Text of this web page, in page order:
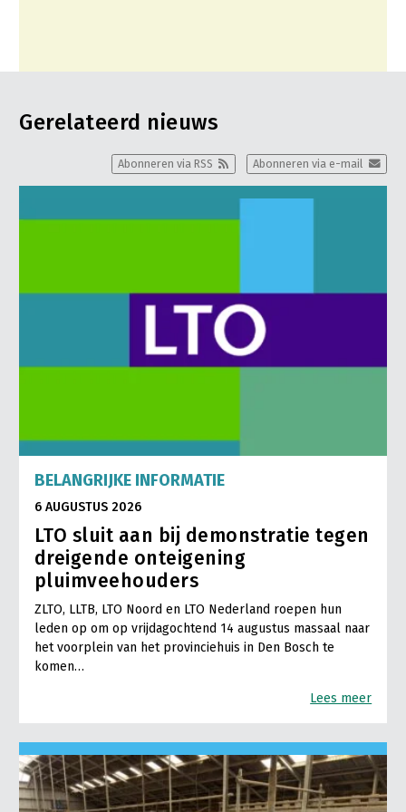
Gerelateerd nieuws
Abonneren via e-mail
Abonneren via RSS
BELANGRIJKE INFORMATIE
6 AUGUSTUS 2026
LTO sluit aan bij demonstratie tegen
dreigende onteigening
pluimveehouders
ZLTO, LLTB, LTO Noord en LTO Nederland roepen hun
leden op om op vrijdagochtend 14 augustus massaal naar
het voorplein van het provinciehuis in Den Bosch te
komen…
Lees meer